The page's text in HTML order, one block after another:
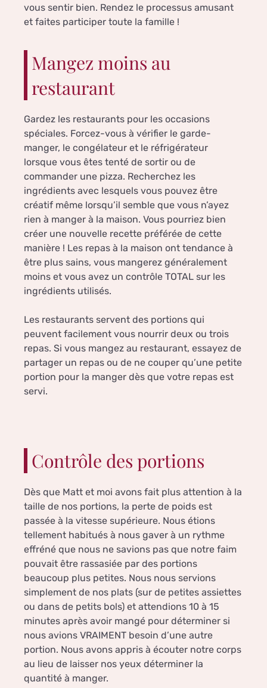
vous sentir bien. Rendez le processus amusant
et faites participer toute la famille !
Mangez moins au
restaurant
Gardez les restaurants pour les occasions
spéciales. Forcez-vous à vérifier le garde-
manger, le congélateur et le réfrigérateur
lorsque vous êtes tenté de sortir ou de
commander une pizza. Recherchez les
ingrédients avec lesquels vous pouvez être
créatif même lorsqu’il semble que vous n’ayez
rien à manger à la maison. Vous pourriez bien
créer une nouvelle recette préférée de cette
manière ! Les repas à la maison ont tendance à
être plus sains, vous mangerez généralement
moins et vous avez un contrôle TOTAL sur les
ingrédients utilisés.
Les restaurants servent des portions qui
peuvent facilement vous nourrir deux ou trois
repas. Si vous mangez au restaurant, essayez de
partager un repas ou de ne couper qu’une petite
portion pour la manger dès que votre repas est
servi.
Contrôle des portions
Dès que Matt et moi avons fait plus attention à la
taille de nos portions, la perte de poids est
passée à la vitesse supérieure. Nous étions
tellement habitués à nous gaver à un rythme
effréné que nous ne savions pas que notre faim
pouvait être rassasiée par des portions
beaucoup plus petites. Nous nous servions
simplement de nos plats (sur de petites assiettes
ou dans de petits bols) et attendions 10 à 15
minutes après avoir mangé pour déterminer si
nous avions VRAIMENT besoin d’une autre
portion. Nous avons appris à écouter notre corps
au lieu de laisser nos yeux déterminer la
quantité à manger.